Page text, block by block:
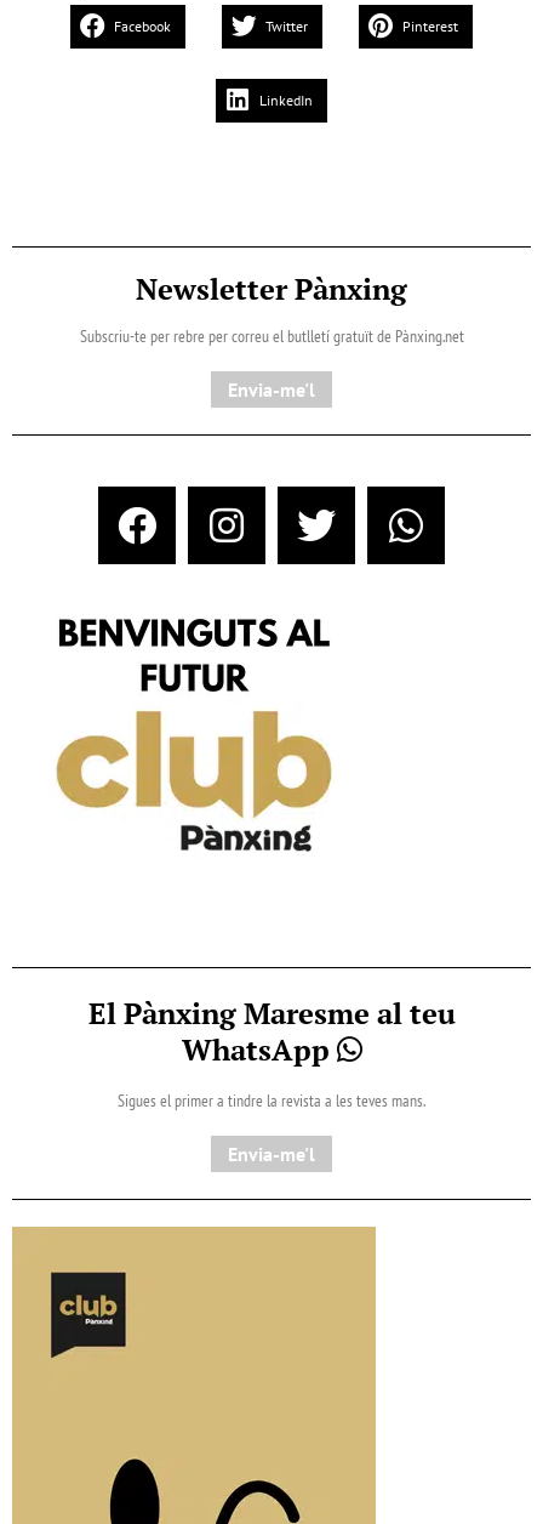
Facebook Twitter Pinterest
LinkedIn
Newsletter Pànxing
Subscriu-te per rebre per correu el butlletí gratuït de Pànxing.net​
Envia-me'l
El Pànxing Maresme al teu
WhatsApp
Sigues el primer a tindre la revista a les teves mans.
Envia-me'l